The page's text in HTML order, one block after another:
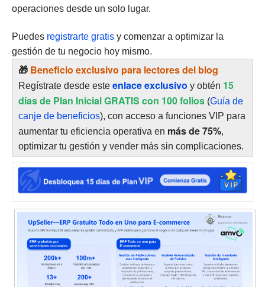
operaciones desde un solo lugar.
Puedes registrarte gratis y comenzar a optimizar la
gestión de tu negocio hoy mismo.
🎁 Beneficio exclusivo para lectores del blog
Regístrate desde este enlace exclusivo y obtén 15
días de Plan Inicial GRATIS con 100 folios (Guía de
canje de beneficios), con acceso a funciones VIP para
aumentar tu eficiencia operativa en más de 75%,
optimizar tu gestión y vender más sin complicaciones.